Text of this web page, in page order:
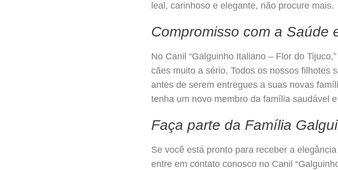
leal, carinhoso e elegante, não procure mais.
Compromisso com a Saúde
No Canil “Galguinho Italiano – Flor do
cães muito a sério. Todos os nossos filhotes
antes de serem entregues a suas novas
tenha um novo membro da família saudável
Faça parte da Família
Se você está pronto para receber a
entre em contato conosco no Canil